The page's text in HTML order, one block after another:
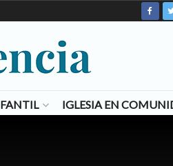
IGLESIA EN